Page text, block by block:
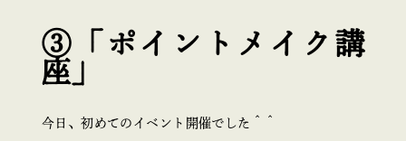
③「ポイントメイク講
座」
今日、初めてのイベント開催でした＾＾